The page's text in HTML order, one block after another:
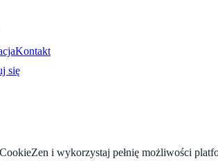
Kontakt
się
i wykorzystaj pełnię możliwości